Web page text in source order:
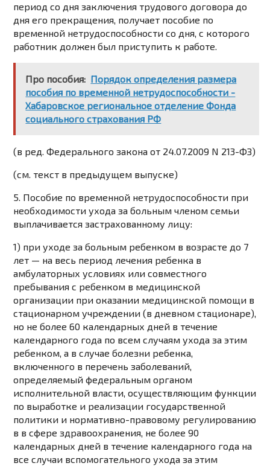
период со дня заключения трудового договора до
дня его прекращения, получает пособие по
временной нетрудоспособности со дня, с которого
работник должен был приступить к работе.
Про пособия: Порядок определения размера
пособия по временной нетрудоспособности -
Хабаровское региональное отделение Фонда
социального страхования РФ
(в ред. Федерального закона от 24.07.2009 N 213-ФЗ)
(см. текст в предыдущем выпуске)
5. Пособие по временной нетрудоспособности при
необходимости ухода за больным членом семьи
выплачивается застрахованному лицу:
1) при уходе за больным ребенком в возрасте до 7
лет — на весь период лечения ребенка в
амбулаторных условиях или совместного
пребывания с ребенком в медицинской
организации при оказании медицинской помощи в
стационарном учреждении (в дневном стационаре),
но не более 60 календарных дней в течение
календарного года по всем случаям ухода за этим
ребенком, а в случае болезни ребенка,
включенного в перечень заболеваний,
определяемый федеральным органом
исполнительной власти, осуществляющим функции
по выработке и реализации государственной
политики и нормативно-правовому регулированию
в в сфере здравоохранения, не более 90
календарных дней в течение календарного года на
все случаи вспомогательного ухода за этим